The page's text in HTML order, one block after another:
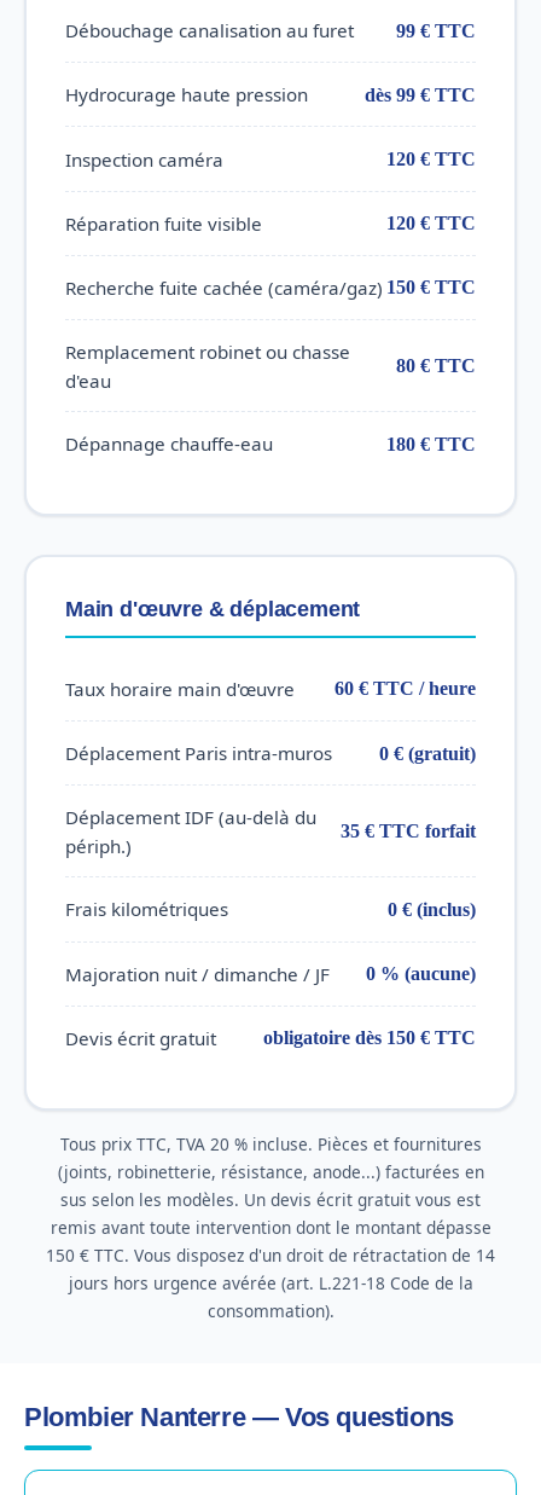
Débouchage canalisation au furet 99 € TTC
Hydrocurage haute pression dès 99 € TTC
Inspection caméra 120 € TTC
Réparation fuite visible 120 € TTC
Recherche fuite cachée (caméra/gaz) 150 € TTC
Remplacement robinet ou chasse
d'eau
80 € TTC
Dépannage chauffe-eau 180 € TTC
Main d'œuvre & déplacement
Taux horaire main d'œuvre 60 € TTC / heure
Déplacement Paris intra-muros 0 € (gratuit)
Déplacement IDF (au-delà du
périph.)
35 € TTC forfait
Frais kilométriques 0 € (inclus)
Majoration nuit / dimanche / JF 0 % (aucune)
Devis écrit gratuit obligatoire dès 150 € TTC
Tous prix TTC, TVA 20 % incluse. Pièces et fournitures
(joints, robinetterie, résistance, anode...) facturées en
sus selon les modèles. Un devis écrit gratuit vous est
remis avant toute intervention dont le montant dépasse
150 € TTC. Vous disposez d'un droit de rétractation de 14
jours hors urgence avérée (art. L.221-18 Code de la
consommation).
Plombier Nanterre — Vos questions